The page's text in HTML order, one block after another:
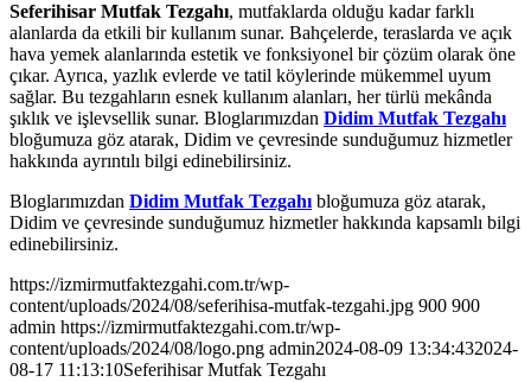
Seferihisar Mutfak Tezgahı, mutfaklarda olduğu kadar farklı
alanlarda da etkili bir kullanım sunar. Bahçelerde, teraslarda ve açık
hava yemek alanlarında estetik ve fonksiyonel bir çözüm olarak öne
çıkar. Ayrıca, yazlık evlerde ve tatil köylerinde mükemmel uyum
sağlar. Bu tezgahların esnek kullanım alanları, her türlü mekânda
şıklık ve işlevsellik sunar. Bloglarımızdan Didim Mutfak Tezgahı
bloğumuza göz atarak, Didim ve çevresinde sunduğumuz hizmetler
hakkında ayrıntılı bilgi edinebilirsiniz.
Bloglarımızdan Didim Mutfak Tezgahı bloğumuza göz atarak,
Didim ve çevresinde sunduğumuz hizmetler hakkında kapsamlı bilgi
edinebilirsiniz.
https://izmirmutfaktezgahi.com.tr/wp-
content/uploads/2024/08/seferihisa-mutfak-tezgahi.jpg 900 900
admin https://izmirmutfaktezgahi.com.tr/wp-
content/uploads/2024/08/logo.png admin2024-08-09 13:34:432024-
08-17 11:13:10Seferihisar Mutfak Tezgahı